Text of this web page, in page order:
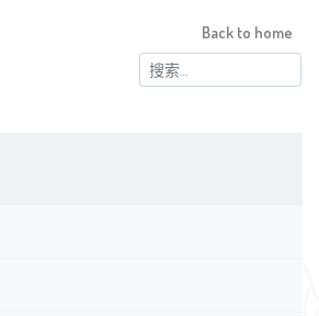
搜
索：
Back to home